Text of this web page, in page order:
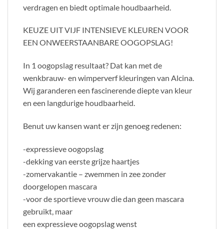
verdragen en biedt optimale houdbaarheid.
KEUZE UIT VIJF INTENSIEVE KLEUREN VOOR
EEN ONWEERSTAANBARE OOGOPSLAG!
In 1 oogopslag resultaat? Dat kan met de
wenkbrauw- en wimperverf kleuringen van Alcina.
Wij garanderen een fascinerende diepte van kleur
en een langdurige houdbaarheid.
Benut uw kansen want er zijn genoeg redenen:
-expressieve oogopslag
-dekking van eerste grijze haartjes
-zomervakantie – zwemmen in zee zonder
doorgelopen mascara
-voor de sportieve vrouw die dan geen mascara
gebruikt, maar
een expressieve oogopslag wenst